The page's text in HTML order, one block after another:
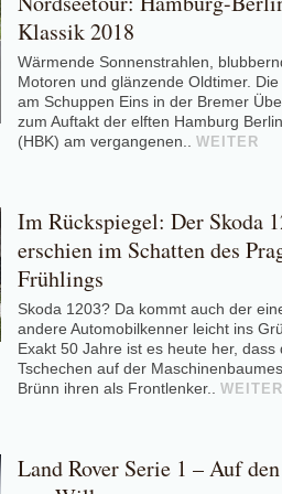
Klassik 2018
Wärmende Sonnenstrahlen,
Motoren und glänzende Oldtimer. Die
am Schuppen Eins in der Bremer
zum Auftakt der elften Hamburg
(HBK) am vergangenen.. WEITER
Im Rückspiegel: Der Skoda
erschien im Schatten des
Frühlings
Skoda 1203? Da kommt auch der
andere Automobilkenner leicht ins
Exakt 50 Jahre ist es heute her, dass
Tschechen auf der
Brünn ihren als Frontlenker.. WEITER
Land Rover Serie 1 – Auf